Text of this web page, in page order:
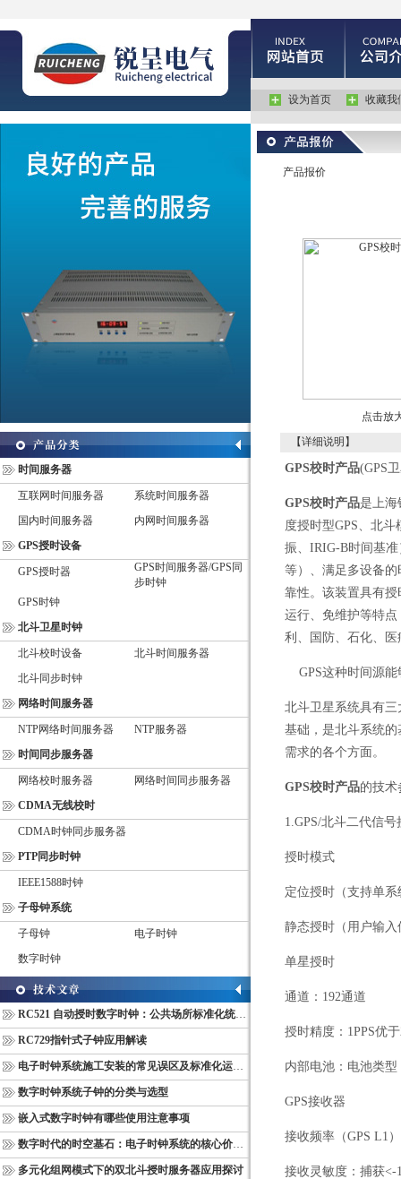
设为首页 收藏我
时间服务器
互联网时间服务器
系统时间服务器
国内时间服务器
内网时间服务器
GPS授时设备
GPS授时器
GPS时间服务器/GPS同
步时钟
GPS时钟
北斗卫星时钟
北斗校时设备
北斗时间服务器
北斗同步时钟
网络时间服务器
NTP网络时间服务器
NTP服务器
时间同步服务器
网络校时服务器
网络时间同步服务器
CDMA无线校时
CDMA时钟同步服务器
PTP同步时钟
IEEE1588时钟
子母钟系统
子母钟
电子时钟
数字时钟
RC521 自动授时数字时钟：公共场所标准化统一计时终端
RC729指针式子钟应用解读
电子时钟系统施工安装的常见误区及标准化运维管理规范
数字时钟系统子钟的分类与选型
嵌入式数字时钟有哪些使用注意事项
数字时代的时空基石：电子时钟系统的核心价值与多维意义
多元化组网模式下的双北斗授时服务器应用探讨
产品报价
点击放
【详细说明】
GPS校时产品(GPS
GPS校时产品是上海
度授时型GPS、北
振、IRIG-B时间基
等）、满足多设备
靠性。该装置具有
运行、免维护等特
利、国防、石化、
GPS这种时间源
北斗卫星系统具有
基础，是北斗系统
需求的各个方面。
GPS校时产品的技术
1.GPS/北斗二代信号
授时模式
定位授时（支持单
静态授时（用户输入
单星授时
通道：192通道
授时精度：1PPS优
内部电池：电池类型
GPS接收器
接收频率（GPS L1
接收灵敏度：捕获<-